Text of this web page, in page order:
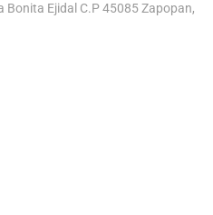
Bonita Ejidal C.P 45085 Zapopan,